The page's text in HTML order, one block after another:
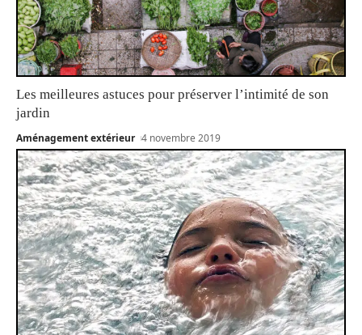
Les meilleures astuces pour préserver l’intimité de son
jardin
Aménagement extérieur 4 novembre 2019